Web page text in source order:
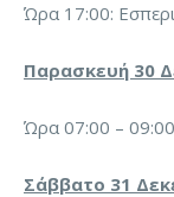
Ώρα 17:00:
Παρασκευή 30
Ώρα 07:00 –
Σάββατο 31